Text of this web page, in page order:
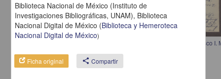
Carta de Eduardo Lorenzo Grossman, dedicando un poema a Francisco I.
Grossman, Eduardo Lorenzo
[sin fecha]
Multidisciplina
Biblioteca Nacional de México (Instituto de
Investigaciones Bibliográficas, UNAM), Biblioteca
Nacional Digital de México (Biblioteca y Hemeroteca
Nacional Digital de México)
Ficha original share Compartir